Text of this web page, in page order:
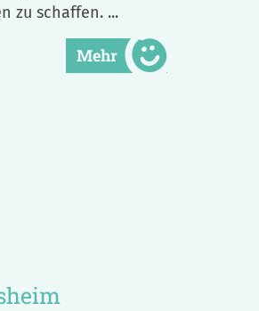
zu schaffen. ...
Mehr